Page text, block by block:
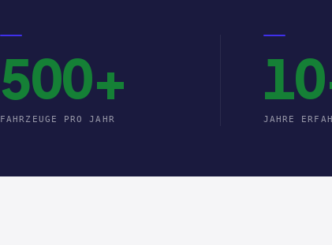
500+
FAHRZEUGE PRO JAHR JAHRE